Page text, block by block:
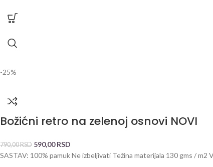
-25%
Božićni retro na zelenoj osnovi NOVI
790,00RSD 590,00RSD
SASTAV: 100% pamuk Ne izbeljivati Težina materijala 130 gms / m2